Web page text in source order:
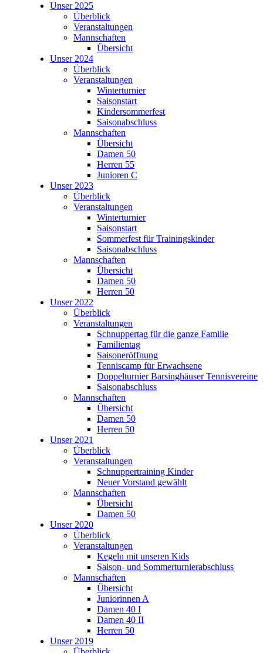
Unser 2025
Überblick
Veranstaltungen
Mannschaften
Übersicht
Unser 2024
Überblick
Veranstaltungen
Winterturnier
Saisonstart
Kindersommerfest
Saisonabschluss
Mannschaften
Übersicht
Damen 50
Herren 55
Junioren C
Unser 2023
Überblick
Veranstaltungen
Winterturnier
Saisonstart
Sommerfest für Trainingskinder
Saisonabschluss
Mannschaften
Übersicht
Damen 50
Herren 50
Unser 2022
Überblick
Veranstaltungen
Schnuppertag für die ganze Familie
Familientag
Saisoneröffnung
Tenniscamp für Erwachsene
Doppelturnier Barsinghäuser Tennisvereine
Saisonabschluss
Mannschaften
Übersicht
Damen 50
Herren 50
Unser 2021
Überblick
Veranstaltungen
Schnuppertraining Kinder
Neuer Vorstand gewählt
Mannschaften
Übersicht
Damen 50
Unser 2020
Überblick
Veranstaltungen
Kegeln mit unseren Kids
Saison- und Sommerturnierabschluss
Mannschaften
Übersicht
Juniorinnen A
Damen 40 I
Damen 40 II
Herren 50
Unser 2019